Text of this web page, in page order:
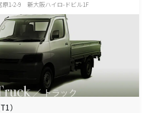
原1-2-9 新大阪ハイロ-ドビル1F
）